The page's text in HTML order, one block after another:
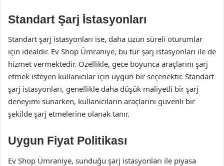
Standart Şarj İstasyonları
Standart şarj istasyonları ise, daha uzun süreli oturumlar
için idealdir. Ev Shop Ümraniye, bu tür şarj istasyonları ile de
hizmet vermektedir. Özellikle, gece boyunca araçlarını şarj
etmek isteyen kullanıcılar için uygun bir seçenektir. Standart
şarj istasyonları, genellikle daha düşük maliyetli bir şarj
deneyimi sunarken, kullanıcıların araçlarını güvenli bir
şekilde şarj etmelerine olanak tanır.
Uygun Fiyat Politikası
Ev Shop Ümraniye, sunduğu şarj istasyonları ile piyasa